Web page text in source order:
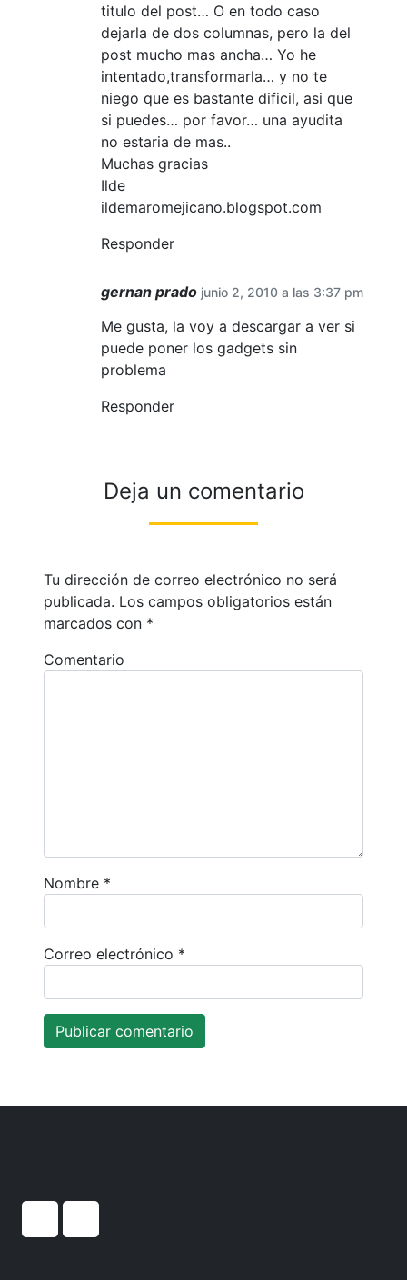
titulo del post… O en todo caso
dejarla de dos columnas, pero la del
post mucho mas ancha… Yo he
intentado,transformarla… y no te
niego que es bastante dificil, asi que
si puedes… por favor… una ayudita
no estaria de mas..
Muchas gracias
Ilde
ildemaromejicano.blogspot.com
Responder
gernan prado junio 2, 2010 a las 3:37 pm
Me gusta, la voy a descargar a ver si
puede poner los gadgets sin
problema
Responder
Deja un comentario
Tu dirección de correo electrónico no será
publicada. Los campos obligatorios están
marcados con *
Comentario
Nombre *
Correo electrónico *